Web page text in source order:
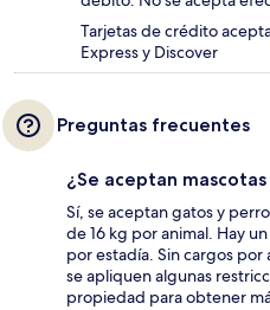
Tarjetas de crédito
Express y Discover
Preguntas frecuentes
¿Se aceptan
Sí, se aceptan gatos y
de 16 kg por animal. Hay
por estadía. Sin cargos por
se apliquen algunas
propiedad para obtener